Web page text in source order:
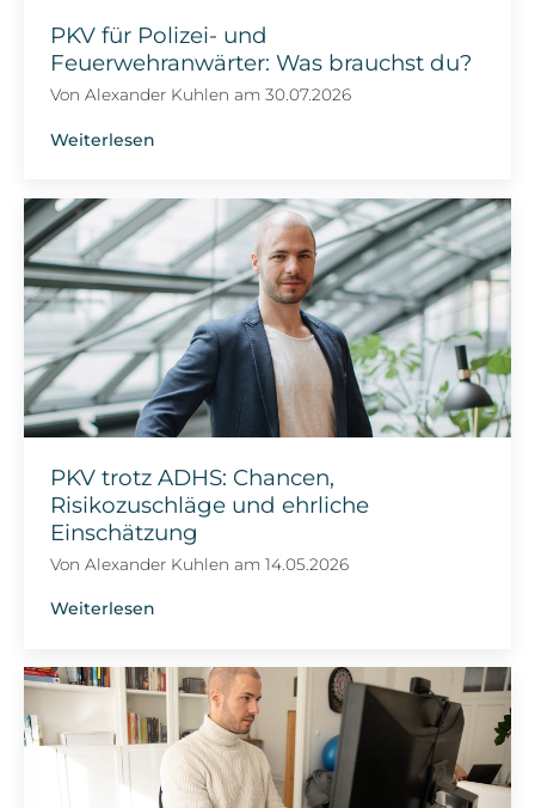
PKV für Polizei- und
Feuerwehranwärter: Was brauchst du?
VonAlexander Kuhlen am30.07.2026
Weiterlesen
PKV trotz ADHS: Chancen,
Risikozuschläge und ehrliche
Einschätzung
VonAlexander Kuhlen am14.05.2026
Weiterlesen